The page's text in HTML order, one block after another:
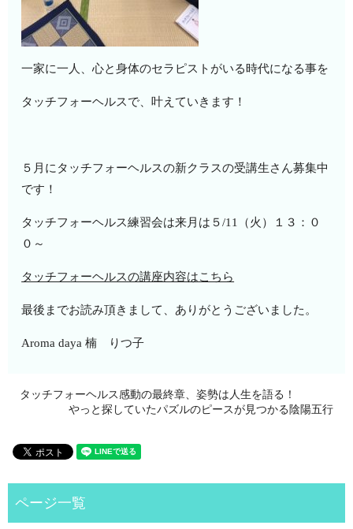
一家に一人、心と身体のセラピストがいる時代になる事を
タッチフォーヘルスで、叶えていきます！
５月にタッチフォーヘルスの新クラスの受講生さん募集中
です！
タッチフォーヘルス練習会は来月は５/11（火）１３：０
０～
タッチフォーヘルスの講座内容はこちら
最後までお読み頂きまして、ありがとうございました。
Aroma daya 楠 りつ子
タッチフォーヘルス感動の最終章、姿勢は人生を語る！
やっと探していたパズルのピースが見つかる陰陽五行